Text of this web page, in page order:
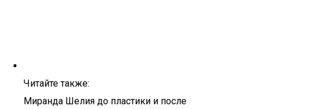
Читайте также:
Миранда Шелия до пластики и после